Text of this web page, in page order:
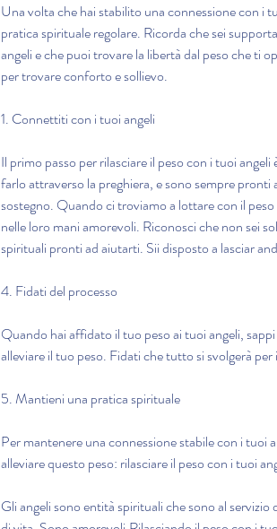
Una volta che hai stabilito una connessione con i
pratica spirituale regolare. Ricorda che sei
angeli e che puoi trovare la libertà dal peso che ti
per trovare conforto e sollievo.
1. Connettiti con i tuoi angeli
Il primo passo per rilasciare il peso con i tuoi
farlo attraverso la preghiera, e sono sempre pronti
sostegno. Quando ci troviamo a lottare con il
nelle loro mani amorevoli. Riconosci che non sei
spirituali pronti ad aiutarti. Sii disposto a lasciar
4. Fidati del processo
Quando hai affidato il tuo peso ai tuoi angeli,
alleviare il tuo peso. Fidati che tutto si svolgerà
5. Mantieni una pratica spirituale
Per mantenere una connessione stabile con i tuoi
alleviare questo peso: rilasciare il peso con i tuoi
Gli angeli sono entità spirituali che sono al